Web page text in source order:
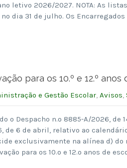
letivo 2026/2027. NOTA: As
dia 31 de julho. Os Encarregados
para os 10.º e 12.º anos
e Gestão Escolar, Avisos,
o Despacho n.º 8885-A/2026, de
de 6 de abril, relativo ao
exclusivamente na alínea d) do
para os 10.º e 12.º anos de